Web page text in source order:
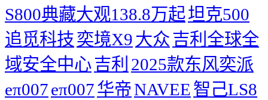
S800典藏大观138.8万起坦克500
追觅科技奕境X9大众吉利全球全
域安全中心吉利 2025款东风奕派
eπ007eπ007华帝NAVEE智己LS8